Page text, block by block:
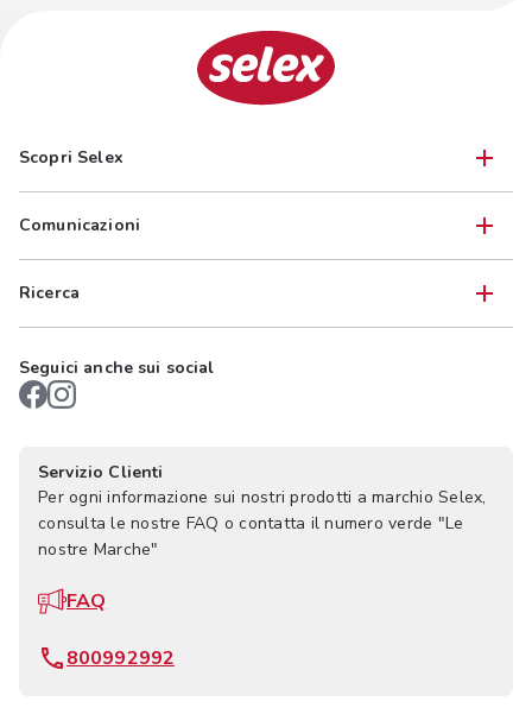
Scopri Selex
Comunicazioni
Ricerca
Seguici anche sui social
Servizio Clienti
Per ogni informazione sui nostri prodotti a marchio Selex,
consulta le nostre FAQ o contatta il numero verde "Le
nostre Marche"
FAQ
800992992